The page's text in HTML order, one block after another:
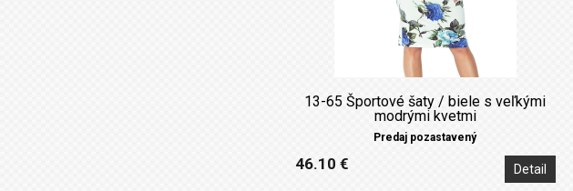
13-65 Športové šaty / biele s veľkými
modrými kvetmi
Predaj pozastavený
46.10 € Detail